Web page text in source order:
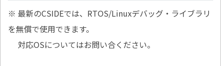
※ 最新のCSIDEでは、RTOS/Linuxデバッグ・ライブラリ
を無償で使用できます。
対応OSについてはお問い合ください。